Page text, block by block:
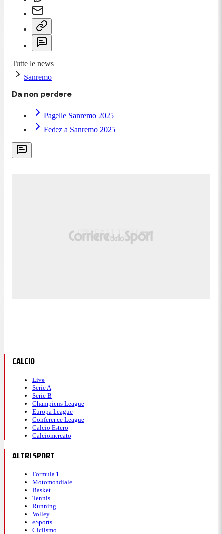
Tutte le news
Sanremo
Da non perdere
Pagelle Sanremo 2025
Fedez a Sanremo 2025
CALCIO
Live
Serie A
Serie B
Champions League
Europa League
Conference League
Calcio Estero
Calciomercato
ALTRI SPORT
Formula 1
Motomondiale
Basket
Tennis
Running
Volley
eSports
Ciclismo